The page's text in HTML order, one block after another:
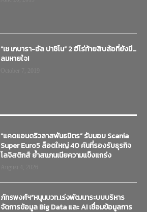
“เช เกบารา-อัล ปาชิโน” 2 ฮีโร่ท้ายสิบล้อที่ยังมี…
ลมหายใจ!
“แคดแอนดริวลาสพันธมิตร” รับมอบ Scania
Super Euro5 ล็อตใหญ่ 40 คันที่รองรับธุรกิจ
โลจิสติกส์ ย้ำสแกนเนียความแข็งแกร่ง
ภัทรพงศ์ฯ”หนุนบวท.เร่งพัฒนาระบบบริหาร
จัดการข้อมูล Big Data และ AI เชื่อมข้อมูลการ